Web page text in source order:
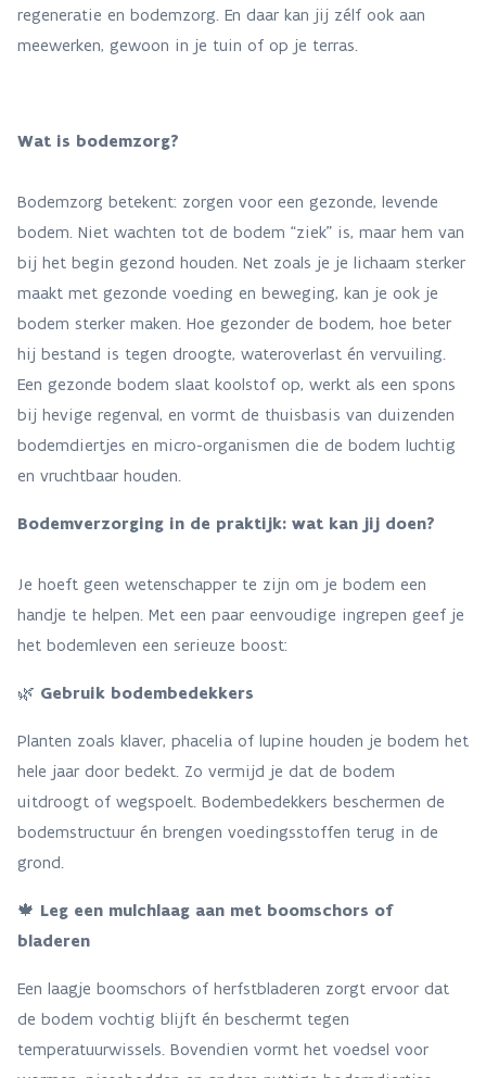
regeneratie en bodemzorg. En daar kan jij zélf ook aan
meewerken, gewoon in je tuin of op je terras.
Wat is bodemzorg?
Bodemzorg betekent: zorgen voor een gezonde, levende
bodem. Niet wachten tot de bodem “ziek” is, maar hem van
bij het begin gezond houden. Net zoals je je lichaam sterker
maakt met gezonde voeding en beweging, kan je ook je
bodem sterker maken. Hoe gezonder de bodem, hoe beter
hij bestand is tegen droogte, wateroverlast én vervuiling.
Een gezonde bodem slaat koolstof op, werkt als een spons
bij hevige regenval, en vormt de thuisbasis van duizenden
bodemdiertjes en micro-organismen die de bodem luchtig
en vruchtbaar houden.
Bodemverzorging in de praktijk: wat kan jij doen?
Je hoeft geen wetenschapper te zijn om je bodem een
handje te helpen. Met een paar eenvoudige ingrepen geef je
het bodemleven een serieuze boost:
🌿 Gebruik bodembedekkers
Planten zoals klaver, phacelia of lupine houden je bodem het
hele jaar door bedekt. Zo vermijd je dat de bodem
uitdroogt of wegspoelt. Bodembedekkers beschermen de
bodemstructuur én brengen voedingsstoffen terug in de
grond.
🍁 Leg een mulchlaag aan met boomschors of
bladeren
Een laagje boomschors of herfstbladeren zorgt ervoor dat
de bodem vochtig blijft én beschermt tegen
temperatuurwissels. Bovendien vormt het voedsel voor